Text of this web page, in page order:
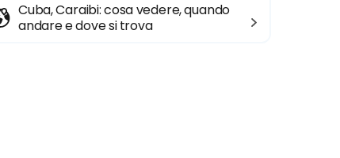
Cuba, Caraibi: cosa vedere, quando
andare e dove si trova